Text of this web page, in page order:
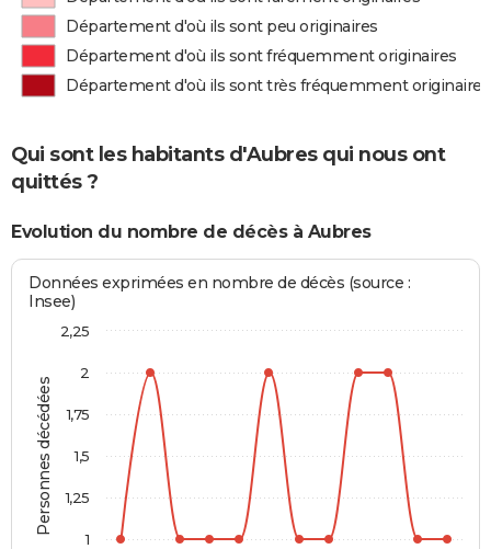
Département d'où ils sont peu originaires
Département d'où ils sont fréquemment originaires
Département d'où ils sont très fréquemment originaires
Qui sont les habitants d'Aubres qui nous ont
quittés ?
Evolution du nombre de décès à Aubres
Personnes décédées
Données exprimées en nombre de décès (source :
Insee)
1
1,25
1,5
1,75
2
2,25